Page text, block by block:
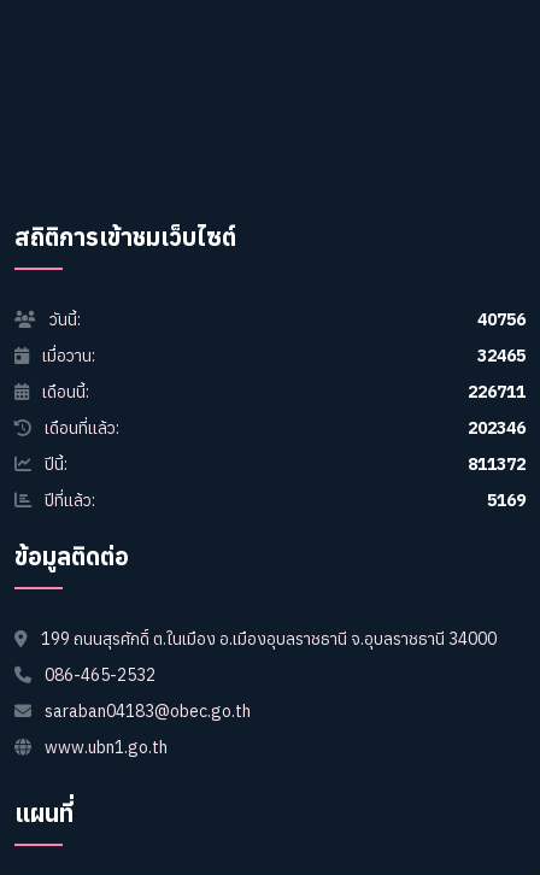
สถิติการเข้าชมเว็บไซต์
วันนี้:
40756
เมื่อวาน:
32465
เดือนนี้:
226711
เดือนที่แล้ว:
202346
ปีนี้:
811372
ปีที่แล้ว:
5169
ข้อมูลติดต่อ
199 ถนนสุรศักดิ์ ต.ในเมือง อ.เมืองอุบลราชธานี จ.อุบลราชธานี 34000
086-465-2532
saraban04183@obec.go.th
www.ubn1.go.th
แผนที่